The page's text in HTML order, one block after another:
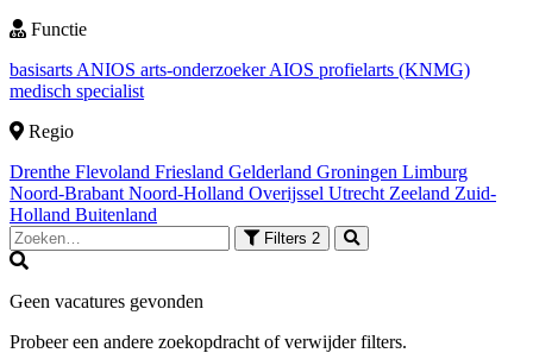
Functie
basisarts ANIOS arts-onderzoekerAIOS profielarts (KNMG)
medisch specialist
Regio
Drenthe Flevoland Friesland Gelderland Groningen Limburg
Noord-Brabant Noord-Holland Overijssel Utrecht Zeeland Zuid-
Holland Buitenland
Filters 2
Geen vacatures gevonden
Probeer een andere zoekopdracht of verwijder filters.